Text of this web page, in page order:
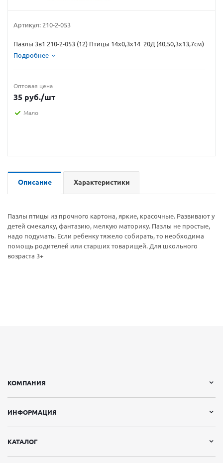
Артикул: 210-2-053
Пазлы 3в1 210-2-053 (12) Птицы 14х0,3х14 20Д (40,50,3х13,7см)
Подробнее
Оптовая цена
35 руб./шт
Мало
Описание Характеристики
Пазлы птицы из прочного картона, яркие, красочные. Развивают у
детей смекалку, фантазию, мелкую маторику. Пазлы не простые,
надо подумать. Если ребенку тяжело собирать, то необходима
помощь родителей или старших товарищей. Для школьного
возраста 3+
КОМПАНИЯ
ИНФОРМАЦИЯ
КАТАЛОГ